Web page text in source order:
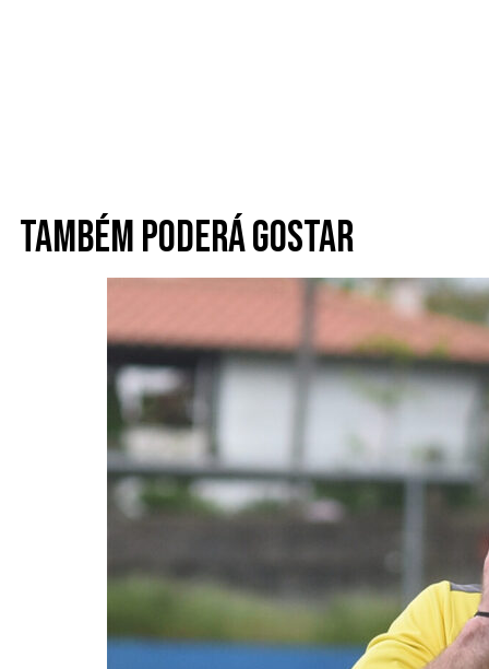
Também poderá gostar